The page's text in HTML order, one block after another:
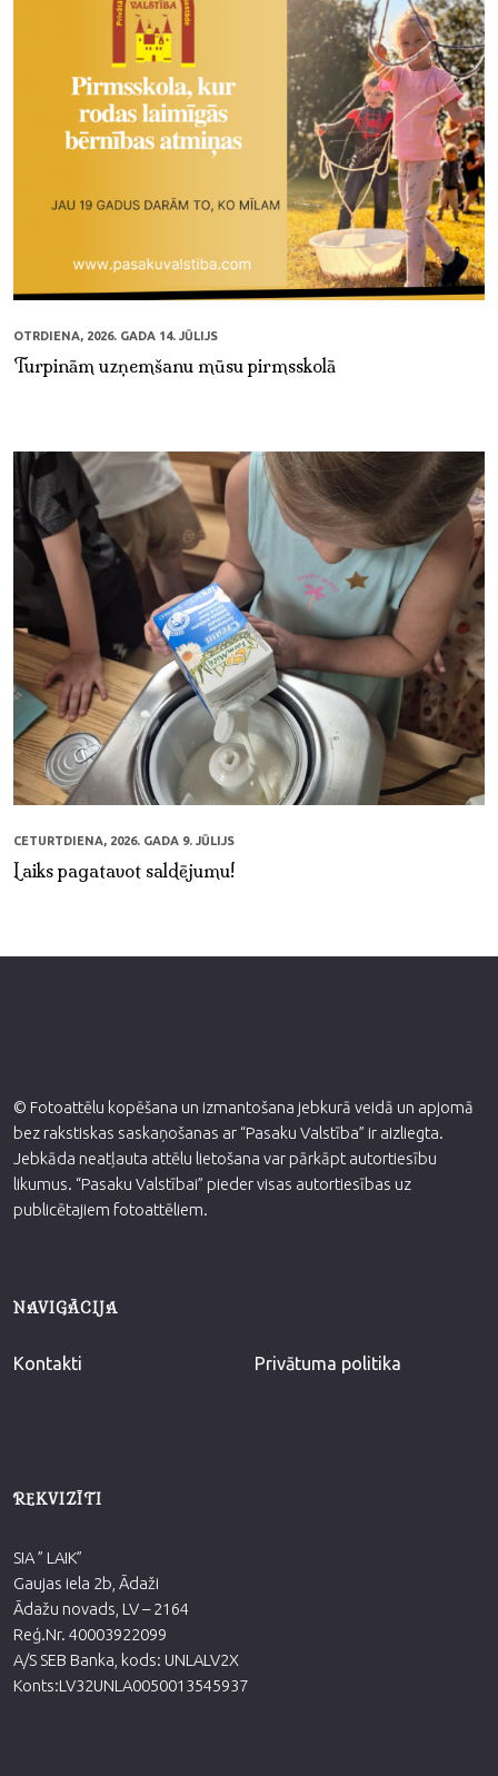
OTRDIENA, 2026. GADA 14. JŪLIJS
Turpinām uzņemšanu mūsu pirmsskolā
CETURTDIENA, 2026. GADA 9. JŪLIJS
Laiks pagatavot saldējumu!
© Fotoattēlu kopēšana un izmantošana jebkurā veidā un apjomā
bez rakstiskas saskaņošanas ar “Pasaku Valstība” ir aizliegta.
Jebkāda neatļauta attēlu lietošana var pārkāpt autortiesību
likumus. “Pasaku Valstībai” pieder visas autortiesības uz
publicētajiem fotoattēliem.
NAVIGĀCIJA
Kontakti Privātuma politika
REKVIZĪTI
SIA ” LAIK”
Gaujas iela 2b, Ādaži
Ādažu novads, LV – 2164
Reģ.Nr. 40003922099
A/S SEB Banka, kods: UNLALV2X
Konts:LV32UNLA0050013545937